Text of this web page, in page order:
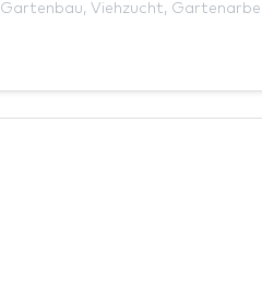
Gartenbau, Viehzucht,